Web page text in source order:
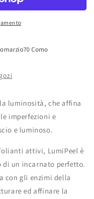
Como
luminosità, che affina
imperfezioni e
e luminoso.
attivi, LumiPeel è
un incarnato perfetto.
con gli enzimi della
ed affinare la